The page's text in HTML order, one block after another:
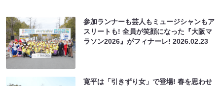
参加ランナーも芸人もミュージシャンもア
スリートも! 全員が笑顔になった『大阪マ
ラソン2026』がフィナーレ!2026.02.23
寛平は「引きずり女」で登場! 春を思わせ